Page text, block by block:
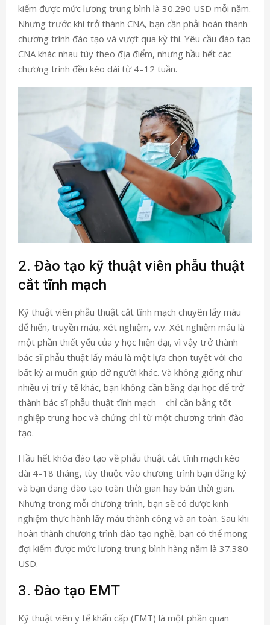
kiếm được mức lương trung bình là 30.290 USD mỗi năm.
Nhưng trước khi trở thành CNA, bạn cần phải hoàn thành
chương trình đào tạo và vượt qua kỳ thi. Yêu cầu đào tạo
CNA khác nhau tùy theo địa điểm, nhưng hầu hết các
chương trình đều kéo dài từ 4–12 tuần.
2. Đào tạo kỹ thuật viên phẫu thuật
cắt tĩnh mạch
Kỹ thuật viên phẫu thuật cắt tĩnh mạch chuyên lấy máu
để hiến, truyền máu, xét nghiệm, v.v. Xét nghiệm máu là
một phần thiết yếu của y học hiện đại, vì vậy trở thành
bác sĩ phẫu thuật lấy máu là một lựa chọn tuyệt vời cho
bất kỳ ai muốn giúp đỡ người khác. Và không giống như
nhiều vị trí y tế khác, bạn không cần bằng đại học để trở
thành bác sĩ phẫu thuật tĩnh mạch – chỉ cần bằng tốt
nghiệp trung học và chứng chỉ từ một chương trình đào
tạo.
Hầu hết khóa đào tạo về phẫu thuật cắt tĩnh mạch kéo
dài 4–18 tháng, tùy thuộc vào chương trình bạn đăng ký
và bạn đang đào tạo toàn thời gian hay bán thời gian.
Nhưng trong mỗi chương trình, bạn sẽ có được kinh
nghiệm thực hành lấy máu thành công và an toàn. Sau khi
hoàn thành chương trình đào tạo nghề, bạn có thể mong
đợi kiếm được mức lương trung bình hàng năm là 37.380
USD.
3. Đào tạo EMT
Kỹ thuật viên y tế khẩn cấp (EMT) là một phần quan